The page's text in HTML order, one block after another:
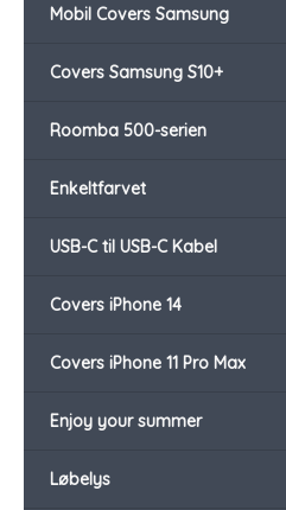
Mobil Covers Samsung
Covers Samsung S10+
Roomba 500-serien
Enkeltfarvet
USB-C til USB-C Kabel
Covers iPhone 14
Covers iPhone 11 Pro Max
Enjoy your summer
Løbelys